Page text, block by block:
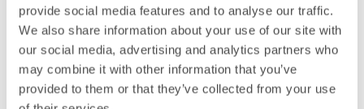
provide social media features and to analyse our traffic.
We also share information about your use of our site with
our social media, advertising and analytics partners who
may combine it with other information that you’ve
provided to them or that they’ve collected from your use
vilket ger ökad miljönytta för samhället.
Enligt utredningen kan miljövinsterna med frival
uppskattas till minskat koldioxidutsläpp motsvarande
cirka 5 300 ton CO
år 5 genom att frivalet ger
incitament och leder till att utsortering, och därmed